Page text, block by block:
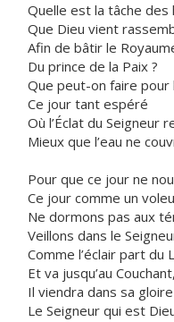
Quelle est la tâche des
Que Dieu vient
Afin de bâtir le
Du prince de la Paix ?
Que peut-on faire pour
Ce jour tant espéré
Où l’Éclat du Seigneur
Mieux que l’eau ne
Pour que ce jour ne
Ce jour comme un
Ne dormons pas aux
Veillons dans le
Comme l’éclair part du
Et va jusqu’au Couchant,
Il viendra dans sa
Le Seigneur qui est